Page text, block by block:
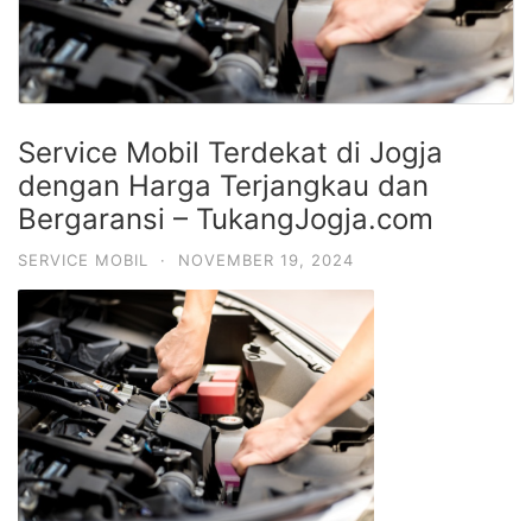
Service Mobil Terdekat di Jogja
dengan Harga Terjangkau dan
Bergaransi – TukangJogja.com
SERVICE MOBIL · NOVEMBER 19, 2024